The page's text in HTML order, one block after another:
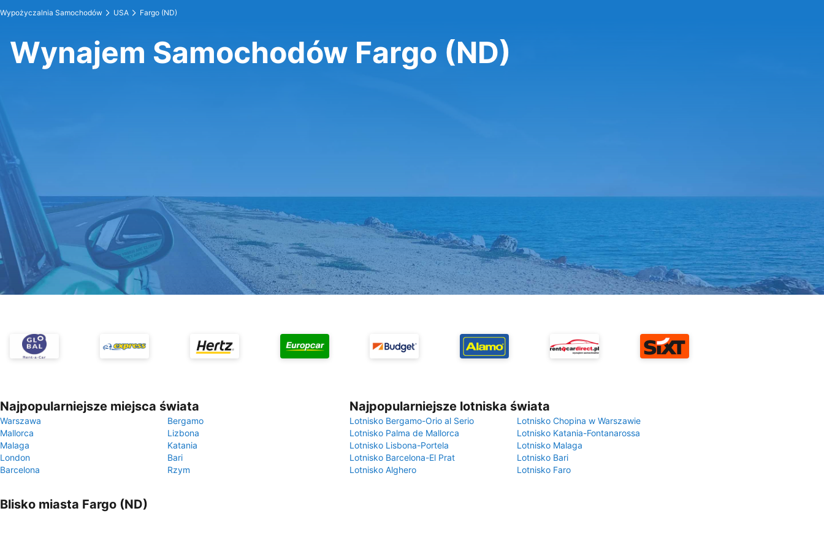
Wypożyczalnia Samochodów USA Fargo (ND)
Wynajem Samochodów Fargo (ND)
Najpopularniejsze miejsca świata
Warszawa
Bergamo
Mallorca
Lizbona
Malaga
Katania
London
Bari
Barcelona
Rzym
Najpopularniejsze lotniska świata
Lotnisko Bergamo-Orio al Serio
Lotnisko Chopina w Warszawie
Lotnisko Palma de Mallorca
Lotnisko Katania-Fontanarossa
Lotnisko Lisbona-Portela
Lotnisko Malaga
Lotnisko Barcelona-El Prat
Lotnisko Bari
Lotnisko Alghero
Lotnisko Faro
Blisko miasta Fargo (ND)